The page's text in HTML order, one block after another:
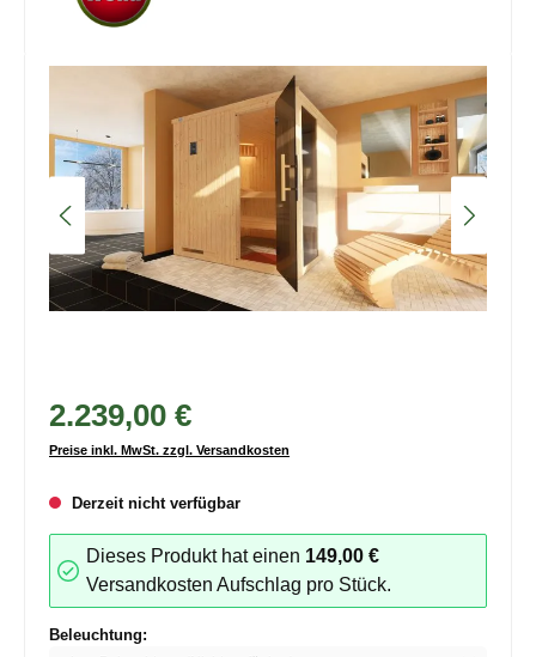
Bildergalerie überspringen
2.239,00 €
Preise inkl. MwSt. zzgl. Versandkosten
Derzeit nicht verfügbar
Dieses Produkt hat einen 149,00 €
Versandkosten Aufschlag pro Stück.
Beleuchtung: